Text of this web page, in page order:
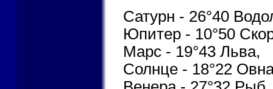
Сатурн - 26°40
Юпитер - 10°50
Марс - 19°43 Льва,
Солнце - 18°22